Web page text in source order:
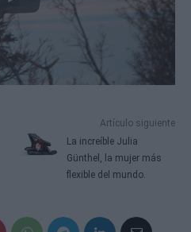
Artículo siguiente
La increíble Julia
Günthel, la mujer más
flexible del mundo.